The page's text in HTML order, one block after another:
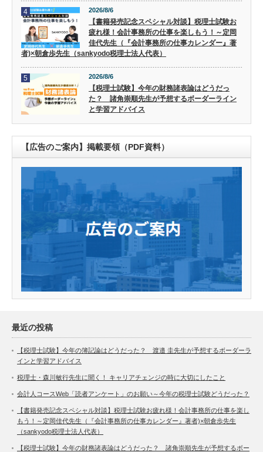
4 2026/8/6
【書籍発売記念スペシャル対談】税理士試験お
疲れ様！会計事務所の仕事を楽しもう！～定岡
佳代先生（『会計事務所の仕事カレンダー』著
者)×朝倉歩先生（sankyodo税理士法人代表）
5 2026/8/6
【税理士試験】今年の財務諸表論はどうだっ
た？ 諸角崇順先生が予想するボーダーライン
と学習アドバイス
【広告のご案内】掲載要領（PDF資料）
最近の投稿
【税理士試験】今年の簿記論はどうだった？ 渡邉 圭先生が予想するボーダーラ
インと学習アドバイス
税理士・森川敏行先生に聞く！ キャリアチェンジの時に大切にしたこと
会計人コースWeb「読者アンケート」のお願い～今年の税理士試験どうだった？
【書籍発売記念スペシャル対談】税理士試験お疲れ様！会計事務所の仕事を楽し
もう！～定岡佳代先生（『会計事務所の仕事カレンダー』著者)×朝倉歩先生
（sankyodo税理士法人代表）
【税理士試験】今年の財務諸表論はどうだった？ 諸角崇順先生が予想するボー